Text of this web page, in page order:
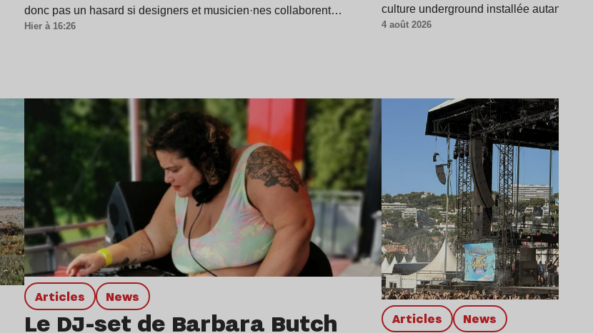
donc pas un hasard si designers et musicien·nes collaborent…
Hier à 16:26
culture underground installée autant
4 août 2026
Articles news
Le DJ-set de Barbara Butch Articles news
Lire l’article Lire l’article